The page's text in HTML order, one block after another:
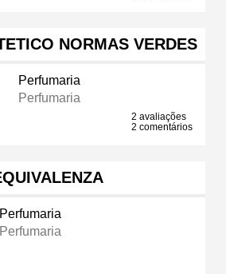
NORMAS VERDES
Perfumaria
Perfumaria
2 avaliações
2 comentários
Perfumaria
Perfumaria